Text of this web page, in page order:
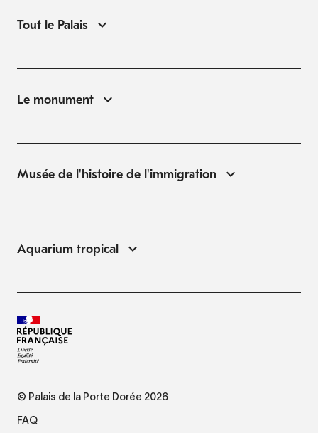
Tout le Palais
Le monument
Musée de l'histoire de l'immigration
Aquarium tropical
© Palais de la Porte Dorée 2026
FAQ